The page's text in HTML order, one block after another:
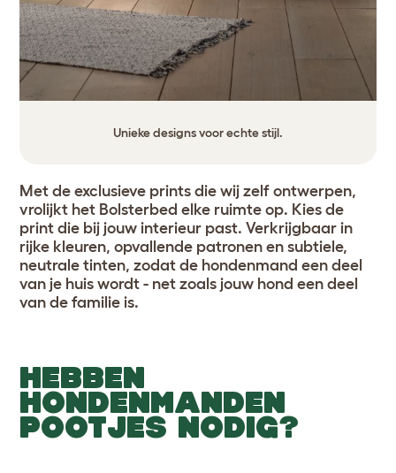
Unieke designs voor echte stijl.
Met de exclusieve prints die wij zelf ontwerpen,
vrolijkt het Bolsterbed elke ruimte op. Kies de
print die bij jouw interieur past. Verkrijgbaar in
rijke kleuren, opvallende patronen en subtiele,
neutrale tinten, zodat de hondenmand een deel
van je huis wordt - net zoals jouw hond een deel
van de familie is.
HEBBEN
HONDENMANDEN
POOTJES NODIG?